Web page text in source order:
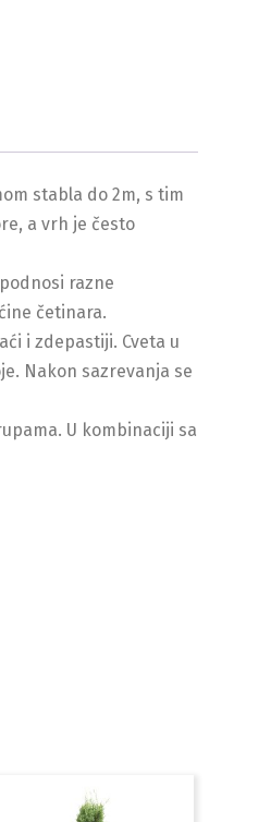
stabla do 2m, s tim
a vrh je često
razne
četinara.
i zdepastiji. Cveta u
Nakon sazrevanja se
U kombinaciji sa